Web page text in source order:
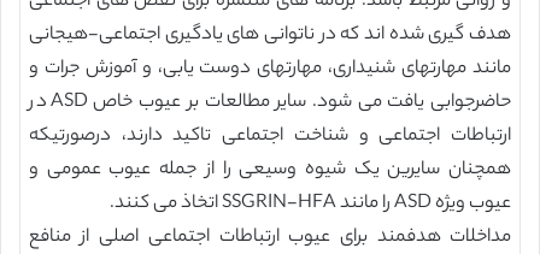
هدف گیری شده اند که در ناتوانی های یادگیری اجتماعی-هیجانی
مانند مهارتهای شنیداری، مهارتهای دوست یابی، و آموزش جرات و
حاضرجوابی یافت می شود. سایر مطالعات بر عیوب خاص ASD در
ارتباطات اجتماعی و شناخت اجتماعی تاکید دارند، درصورتیکه
همچنان سایرین یک شیوه وسیعی را از جمله عیوب عمومی و
عیوب ویژه ASD را مانند SSGRIN-HFA اتخاذ می کنند.
مداخلات هدفمند برای عیوب ارتباطات اجتماعی اصلی از منافع